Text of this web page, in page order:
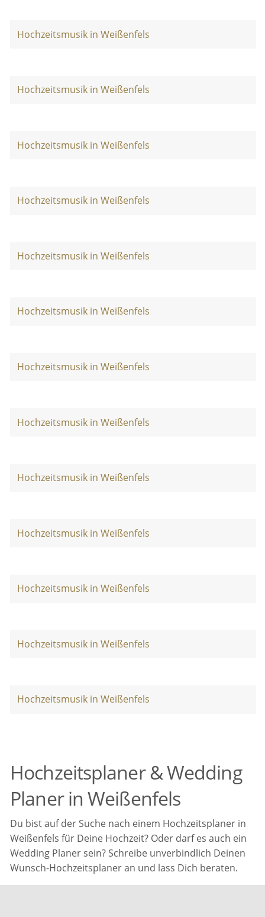
Hochzeitsmusik in Weißenfels
Hochzeitsmusik in Weißenfels
Hochzeitsmusik in Weißenfels
Hochzeitsmusik in Weißenfels
Hochzeitsmusik in Weißenfels
Hochzeitsmusik in Weißenfels
Hochzeitsmusik in Weißenfels
Hochzeitsmusik in Weißenfels
Hochzeitsmusik in Weißenfels
Hochzeitsmusik in Weißenfels
Hochzeitsmusik in Weißenfels
Hochzeitsmusik in Weißenfels
Hochzeitsmusik in Weißenfels
Hochzeitsplaner & Wedding
Planer in Weißenfels
Du bist auf der Suche nach einem Hochzeitsplaner in
Weißenfels für Deine Hochzeit? Oder darf es auch ein
Wedding Planer sein? Schreibe unverbindlich Deinen
Wunsch-Hochzeitsplaner an und lass Dich beraten.